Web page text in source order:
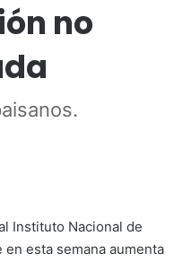
no
Instituto Nacional de
esta semana aumenta